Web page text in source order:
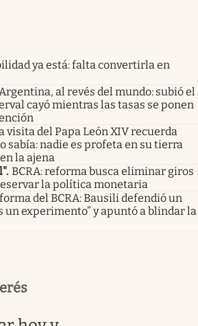
ya está: falta convertirla en
Argentina, al revés del mundo: subió el
cayó mientras las tasas se ponen
visita del Papa León XIV recuerda
sabía: nadie es profeta en su tierra
la ajena
. BCRA: reforma busca eliminar giros
la política monetaria
del BCRA: Bausili defendió un
un experimento” y apuntó a blindar la